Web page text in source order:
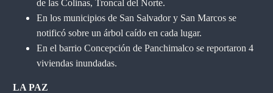
de las Colinas, Troncal del Norte.
En los municipios de San Salvador y San Marcos se
notificó sobre un árbol caído en cada lugar.
En el barrio Concepción de Panchimalco se reportaron 4
viviendas inundadas.
LA PAZ